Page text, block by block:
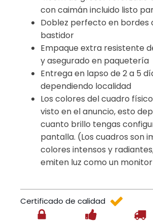
con caimán incluido listo
Doblez perfecto en bordes
bastidor
Empaque extra resistente
y asegurado en paquetería
Entrega en lapso de 2 a 5
dependiendo localidad
Los colores del cuadro
visto en el anuncio, esto
cuanto brillo tengas
pantalla. (Los cuadros son
colores intensos y
emiten luz como un
Certificado de calidad